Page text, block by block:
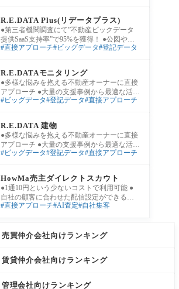
R.E.DATA Plus(リデータプラス)
●第三者機関調査にて”不動産ビックデータ
提供SaaS支持率”で95%を獲得！ ●公図や用
途地域が表示された地図上から視覚的に登
直接アプローチ ビッグデータ 登記データ
R.E.DATAモニタリング
●多様な悩みを抱える不動産オーナーに直接
アプローチ ●大量の支援事例から最適な活用
方法をご提案 ●施策実行からデータ分析ま
ビッグデータ 登記データ 直接アプローチ
R.E.DATA 建物
●多様な悩みを抱える不動産オーナーに直接
アプローチ ●大量の支援事例から最適な活用
方法をご提案 ●施策実行からデータ分析ま
ビッグデータ 登記データ 直接アプローチ
HowMa売主ダイレクトスカウト
●1通10円という少ないコストで利用可能 ●
自社の顧客に合わせた配信設定ができるの
で効率的 ●最短で翌日配信可能で手軽に始め
直接アプローチ AI査定 自社集客
売買仲介会社向けランキング
賃貸仲介会社向けランキング
管理会社向けランキング